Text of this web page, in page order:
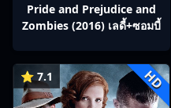
Pride and Prejudice and
Zombies (2016) เลดี้+ซอมบี้
⭐ 7.1 HD